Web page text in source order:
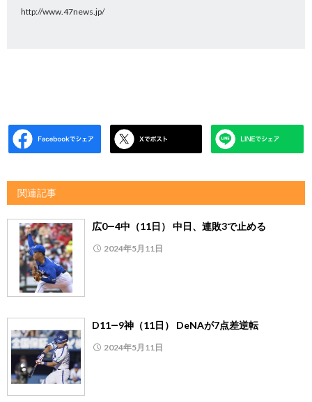
http://www.47news.jp/
関連記事
広0―4中（11日） 中日、連敗3で止める
2024年5月11日
D11―9神（11日） DeNAが7点差逆転
2024年5月11日